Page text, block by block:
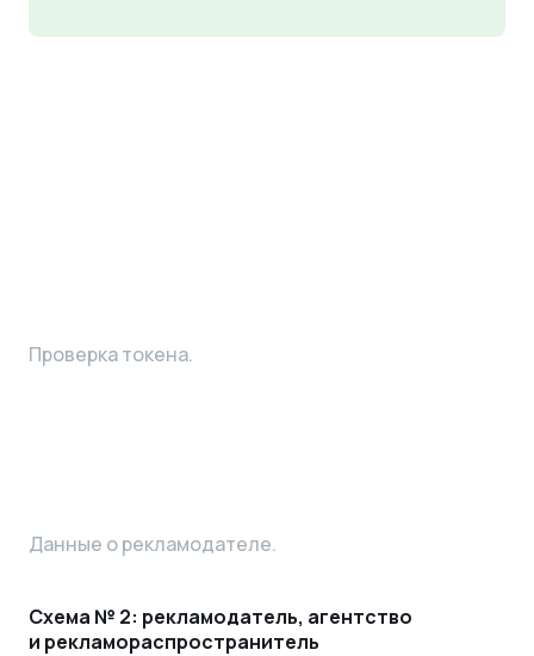
Проверка токена.
Данные о рекламодателе.
Схема № 2: рекламодатель, агентство
и рекламораспространитель